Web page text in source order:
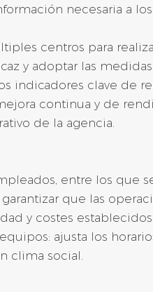
necesaria a
centros para
y adoptar las medidas
indicadores clave de
continua y de
de la agencia.
entre los que
que las
y costes establecidos.
ajusta los
clima social.